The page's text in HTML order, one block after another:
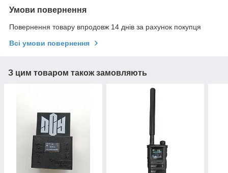
Умови повернення
Повернення товару впродовж 14 днів за рахунок покупця
Всі умови повернення
З цим товаром також замовляють